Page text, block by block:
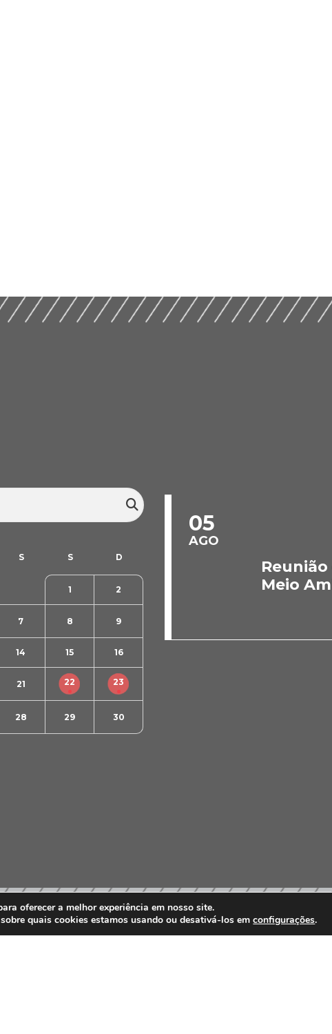
1 2
7 8 9
14 15 16
21 22 23
28 29 30
05
AGO
Meio
oferecer a melhor experiência em nosso site.
quais cookies estamos usando ou desativá-los emconfigurações.